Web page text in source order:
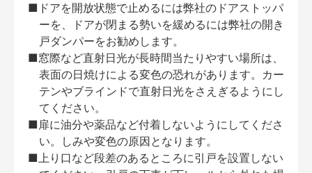
■ドアを開放状態で止めるには弊社のドアストッパ
ーを、ドアが閉まる勢いを緩めるには弊社の開き
戸ダンパーをお勧めします。
■窓際など直射日光が長時間当たりやすい場所は、
表面の日焼けによる変色の恐れがあります。カー
テンやブラインドで直射日光をさえぎるようにし
てください。
■扉に油分や薬品など付着しないようにしてくださ
い。しみや変色の原因となります。
■上り口など段差のあるところに引戸を設置しない